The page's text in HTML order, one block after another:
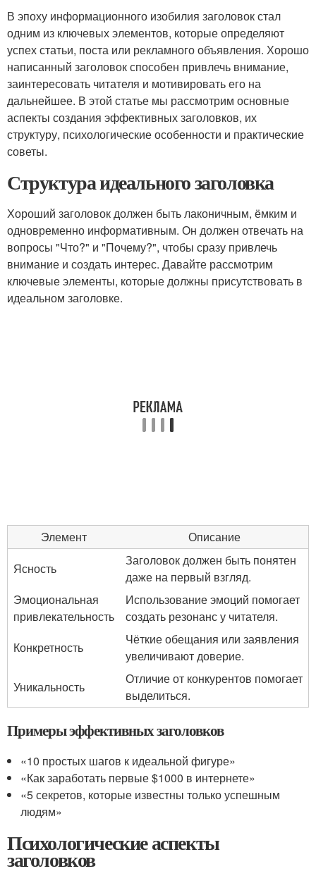
В эпоху информационного изобилия заголовок стал
одним из ключевых элементов, которые определяют
успех статьи, поста или рекламного объявления. Хорошо
написанный заголовок способен привлечь внимание,
заинтересовать читателя и мотивировать его на
дальнейшее. В этой статье мы рассмотрим основные
аспекты создания эффективных заголовков, их
структуру, психологические особенности и практические
советы.
Структура идеального заголовка
Хороший заголовок должен быть лаконичным, ёмким и
одновременно информативным. Он должен отвечать на
вопросы "Что?" и "Почему?", чтобы сразу привлечь
внимание и создать интерес. Давайте рассмотрим
ключевые элементы, которые должны присутствовать в
идеальном заголовке.
Элемент
Описание
Ясность
Заголовок должен быть понятен
даже на первый взгляд.
Эмоциональная
привлекательность
Использование эмоций помогает
создать резонанс у читателя.
Конкретность
Чёткие обещания или заявления
увеличивают доверие.
Уникальность
Отличие от конкурентов помогает
выделиться.
Примеры эффективных заголовков
«10 простых шагов к идеальной фигуре»
«Как заработать первые $1000 в интернете»
«5 секретов, которые известны только успешным
людям»
Психологические аспекты
заголовков